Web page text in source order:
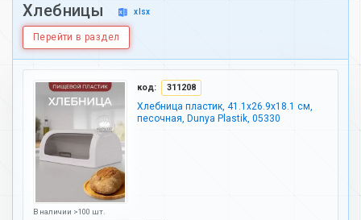
Хлебницы xlsx
Перейти в раздел
код: 311208
Хлебница пластик, 41.1х26.9х18.1 см,
песочная, Dunya Plastik, 05330
В наличии >100 шт.